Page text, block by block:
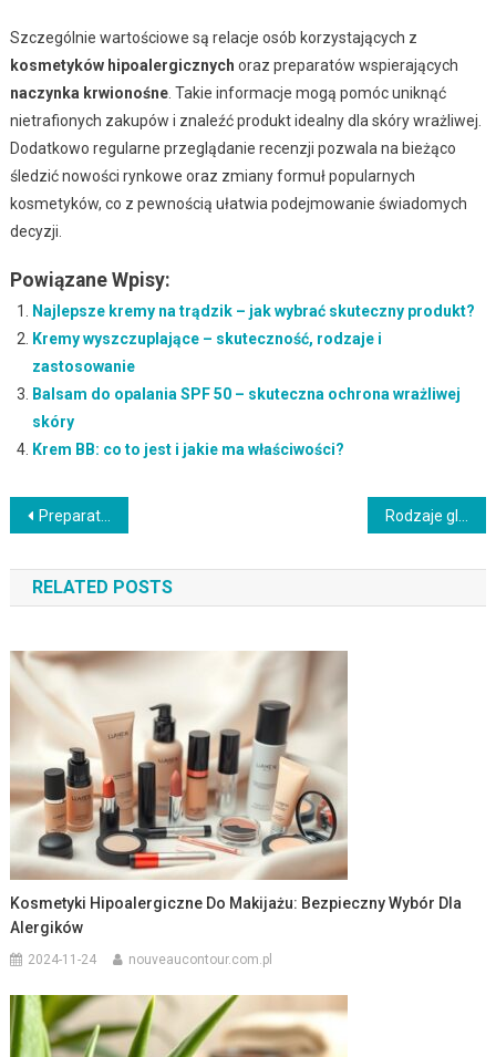
Szczególnie wartościowe są relacje osób korzystających z
kosmetyków hipoalergicznych oraz preparatów wspierających
naczynka krwionośne. Takie informacje mogą pomóc uniknąć
nietrafionych zakupów i znaleźć produkt idealny dla skóry wrażliwej.
Dodatkowo regularne przeglądanie recenzji pozwala na bieżąco
śledzić nowości rynkowe oraz zmiany formuł popularnych
kosmetyków, co z pewnością ułatwia podejmowanie świadomych
decyzji.
Powiązane Wpisy:
Najlepsze kremy na trądzik – jak wybrać skuteczny produkt?
Kremy wyszczuplające – skuteczność, rodzaje i
zastosowanie
Balsam do opalania SPF 50 – skuteczna ochrona wrażliwej
skóry
Krem BB: co to jest i jakie ma właściwości?
Nawigacja
wpisu
Preparaty punktowe na wypryski – skuteczność i rodzaje oraz aplikacja
RELATED POSTS
Kosmetyki Hipoalergiczne Do Makijażu: Bezpieczny Wybór Dla
Alergików
2024-11-24 nouveaucontour.com.pl